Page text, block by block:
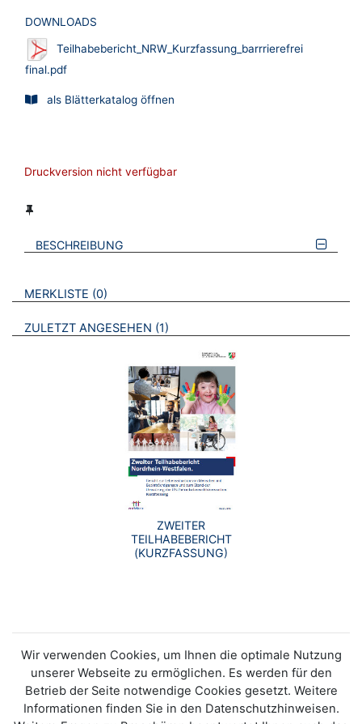
DOWNLOADS
Teilhabebericht_NRW_Kurzfassung_barrrierefrei
final.pdf
als Blätterkatalog öffnen
Druckversion nicht verfügbar
BESCHREIBUNG
VERWEISE AUF VERMERKTE- ODER ZULETZT ANGESEHENE
MERKLISTE 0 BROSCHÜREN
ZULETZT ANGESEHEN 1 BROSCHÜREN
ZWEITER
TEILHABEBERICHT
(KURZFASSUNG)
Wir verwenden Cookies, um Ihnen die optimale Nutzung
unserer Webseite zu ermöglichen. Es werden für den
Betrieb der Seite notwendige Cookies gesetzt. Weitere
Informationen finden Sie in den Datenschutzhinweisen.